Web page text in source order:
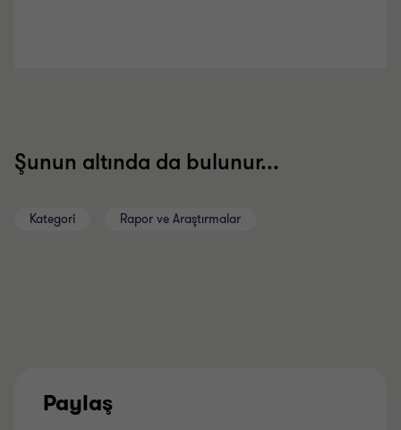
Şunun altında da bulunur...
Kategori Rapor ve Araştırmalar
Paylaş